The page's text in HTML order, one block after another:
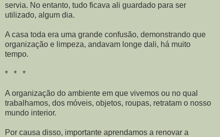
servia. No entanto, tudo ficava ali guardado para ser
utilizado, algum dia.
A casa toda era uma grande confusão, demonstrando que
organização e limpeza, andavam longe dali, há muito
tempo.
* * *
A organização do ambiente em que vivemos ou no qual
trabalhamos, dos móveis, objetos, roupas, retratam o nosso
mundo interior.
Por causa disso, importante aprendamos a renovar a